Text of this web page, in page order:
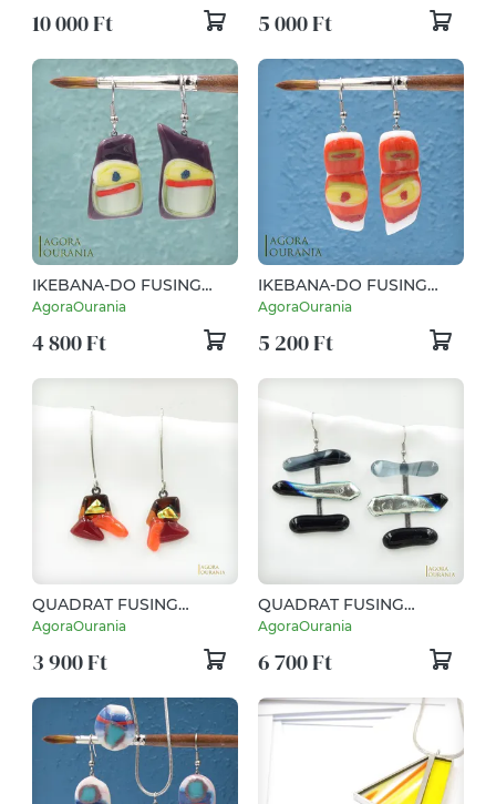
10 000 Ft 5 000 Ft
IKEBANA-DO FUSING
ÜVEGÉKSZER NO. 91
AgoraOurania
4 800 Ft
IKEBANA-DO FUSING
ÜVEGÉKSZER NO. 11
AgoraOurania
5 200 Ft
QUADRAT FUSING
ÜVEGÉKSZER NO. 64
AgoraOurania
3 900 Ft
QUADRAT FUSING
ÜVEGÉKSZER NO. 22
AgoraOurania
6 700 Ft